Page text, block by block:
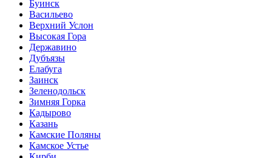
Буинск
Васильево
Верхний Услон
Высокая Гора
Державино
Дубъязы
Елабуга
Заинск
Зеленодольск
Зимняя Горка
Кадырово
Казань
Камские Поляны
Камское Устье